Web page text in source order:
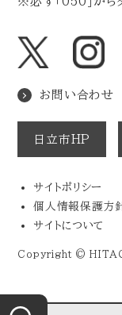
お問い合わせ
日立市HP
サイトポリシー
個人情報保護方
サイトについて
Copyright ©